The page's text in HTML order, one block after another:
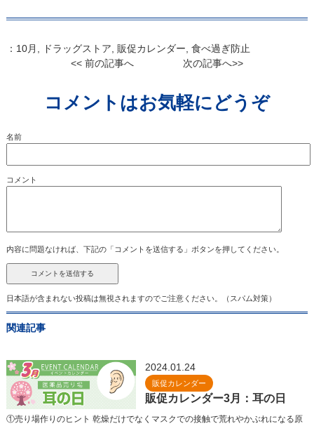
： 10月 ドラッグストア 販促カレンダー 食べ過ぎ防止
<< 前の記事へ
次の記事へ>>
コメントはお気軽にどうぞ
名前
コメント
内容に問題なければ、下記の「コメントを送信する」ボタンを押してください。
日本語が含まれない投稿は無視されますのでご注意ください。（スパム対策）
関連記事
2024.01.24
販促カレンダー
販促カレンダー3月：耳の日
①売り場作りのヒント 乾燥だけでなくマスクでの接触で荒れやかぶれになる原